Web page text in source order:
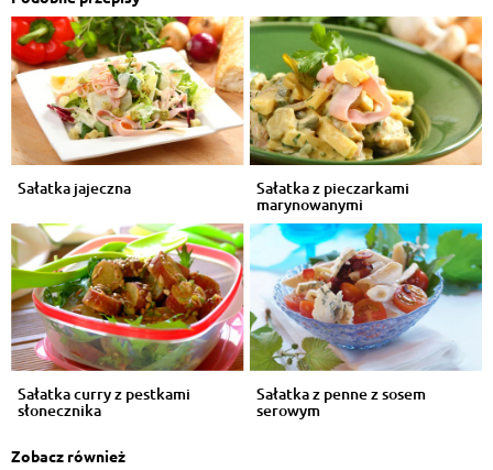
Sałatka jajeczna Sałatka z pieczarkami
marynowanymi
Sałatka curry z pestkami
słonecznika
Sałatka z penne z sosem
serowym
Zobacz również